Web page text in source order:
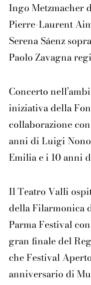
Ingo Metzmacher
Pierre-Laurent
Serena Sáenz
Paolo Zavagna
Concerto
iniziativa della
collaborazione
anni di Luigi
Emilia e i 10 anni
Il Teatro Valli
dellaFilarmonica
Parma Festival
gran finale del
che Festival
anniversario di